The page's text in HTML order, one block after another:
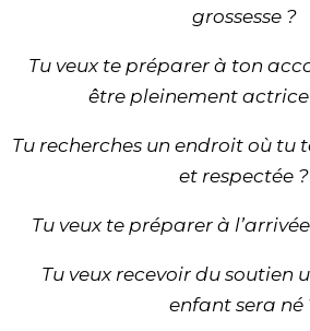
grossesse ?
Tu veux te préparer à ton
être pleinement actrice
Tu recherches un endroit où tu
et respectée ?
Tu veux te préparer à
Tu veux recevoir du soutien
enfant sera né